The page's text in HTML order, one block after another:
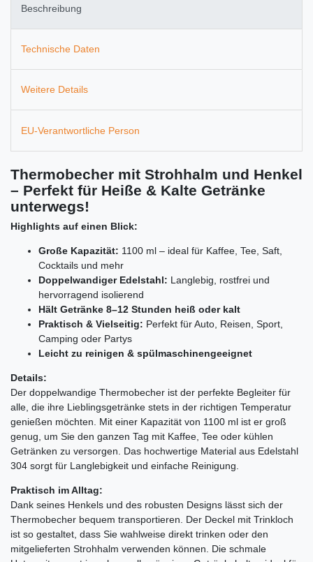
Beschreibung
Technische Daten
Weitere Details
EU-Verantwortliche Person
Thermobecher mit Strohhalm und Henkel
– Perfekt für Heiße & Kalte Getränke
unterwegs!
Highlights auf einen Blick:
Große Kapazität: 1100 ml – ideal für Kaffee, Tee, Saft,
Cocktails und mehr
Doppelwandiger Edelstahl: Langlebig, rostfrei und
hervorragend isolierend
Hält Getränke 8–12 Stunden heiß oder kalt
Praktisch & Vielseitig: Perfekt für Auto, Reisen, Sport,
Camping oder Partys
Leicht zu reinigen & spülmaschinengeeignet
Details:
Der doppelwandige Thermobecher ist der perfekte Begleiter für
alle, die ihre Lieblingsgetränke stets in der richtigen Temperatur
genießen möchten. Mit einer Kapazität von 1100 ml ist er groß
genug, um Sie den ganzen Tag mit Kaffee, Tee oder kühlen
Getränken zu versorgen. Das hochwertige Material aus Edelstahl
304 sorgt für Langlebigkeit und einfache Reinigung.
Praktisch im Alltag:
Dank seines Henkels und des robusten Designs lässt sich der
Thermobecher bequem transportieren. Der Deckel mit Trinkloch
ist so gestaltet, dass Sie wahlweise direkt trinken oder den
mitgelieferten Strohhalm verwenden können. Die schmale